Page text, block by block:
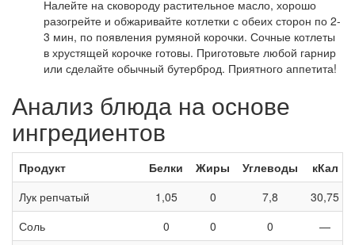
Налейте на сковороду растительное масло, хорошо
разогрейте и обжаривайте котлетки с обеих сторон по 2-
3 мин, по появления румяной корочки. Сочные котлеты
в хрустящей корочке готовы. Приготовьте любой гарнир
или сделайте обычный бутерброд. Приятного аппетита!
Анализ блюда на основе
ингредиентов
Продукт Белки Жиры Углеводы
кКал
Лук репчатый
1,05 0 7,8
30,75
Соль
0 0 0
—